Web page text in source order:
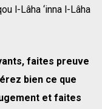
l-Lâha ‘inna l-Lâha
faites preuve
bien ce que
et faites